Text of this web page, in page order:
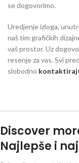
se dogovorimo.
Uredjenje izloga,
naš tim grafičkih
vaš prostor. Uz
resenje za vas. Svi
slobodno
Discover
Najlepše i